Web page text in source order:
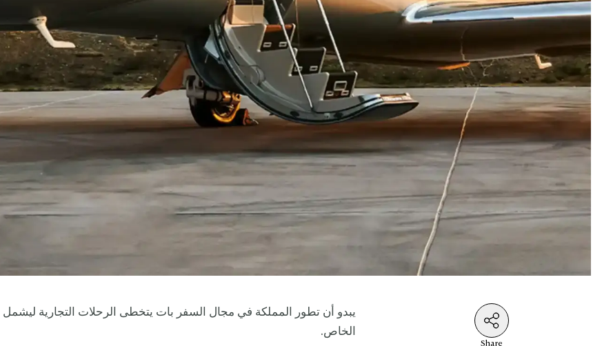
Share
يبدو أن تطور المملكة في مجال السفر بات يتخطى الرحلات التجارية ليشمل
الخاص.